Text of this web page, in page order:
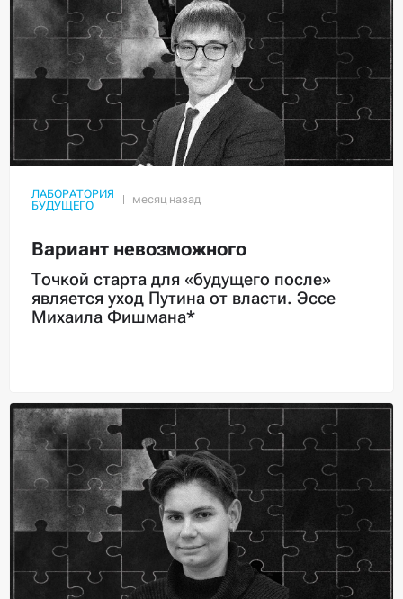
ЛАБОРАТОРИЯ
БУДУЩЕГО
Вариант невозможного
Точкой старта для «будущего после»
является уход Путина от власти. Эссе
Михаила Фишмана*